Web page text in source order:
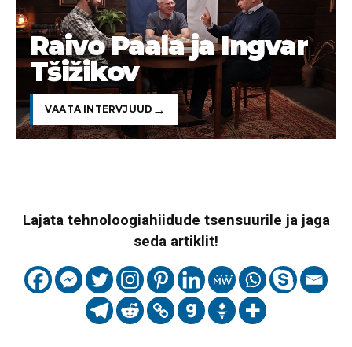
Raivo Paala ja Ingvar
Tšižikov
VAATA INTERVJUUD
Lajata tehnoloogiahiidude tsensuurile ja jaga
seda artiklit!